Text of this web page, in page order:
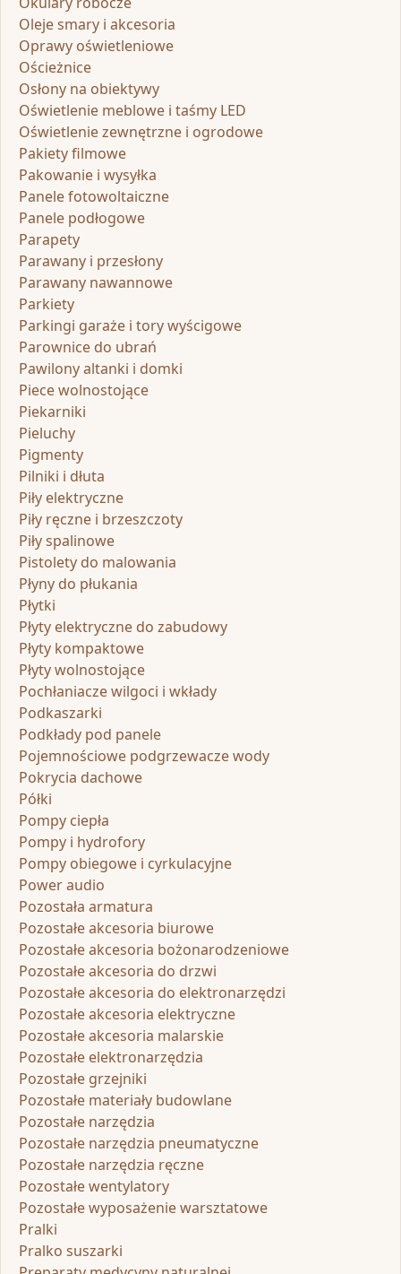
Oleje smary i akcesoria
Oprawy oświetleniowe
Ościeżnice
Osłony na obiektywy
Oświetlenie meblowe i taśmy LED
Oświetlenie zewnętrzne i ogrodowe
Pakiety filmowe
Pakowanie i wysyłka
Panele fotowoltaiczne
Panele podłogowe
Parapety
Parawany i przesłony
Parawany nawannowe
Parkiety
Parkingi garaże i tory wyścigowe
Parownice do ubrań
Pawilony altanki i domki
Piece wolnostojące
Piekarniki
Pieluchy
Pigmenty
Pilniki i dłuta
Piły elektryczne
Piły ręczne i brzeszczoty
Piły spalinowe
Pistolety do malowania
Płyny do płukania
Płytki
Płyty elektryczne do zabudowy
Płyty kompaktowe
Płyty wolnostojące
Pochłaniacze wilgoci i wkłady
Podkaszarki
Podkłady pod panele
Pojemnościowe podgrzewacze wody
Pokrycia dachowe
Półki
Pompy ciepła
Pompy i hydrofory
Pompy obiegowe i cyrkulacyjne
Power audio
Pozostała armatura
Pozostałe akcesoria biurowe
Pozostałe akcesoria bożonarodzeniowe
Pozostałe akcesoria do drzwi
Pozostałe akcesoria do elektronarzędzi
Pozostałe akcesoria elektryczne
Pozostałe akcesoria malarskie
Pozostałe elektronarzędzia
Pozostałe grzejniki
Pozostałe materiały budowlane
Pozostałe narzędzia
Pozostałe narzędzia pneumatyczne
Pozostałe narzędzia ręczne
Pozostałe wentylatory
Pozostałe wyposażenie warsztatowe
Pralki
Pralko suszarki